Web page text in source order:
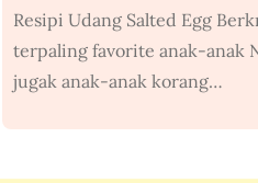
Resipi Udang Salted Egg
terpaling favorite anak-anak
jugak anak-anak korang…